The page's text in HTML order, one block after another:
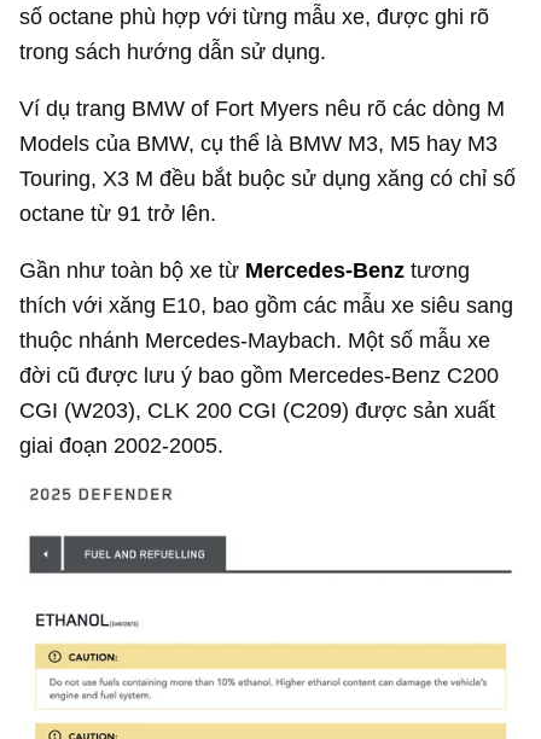
số octane phù hợp với từng mẫu xe, được ghi rõ
trong sách hướng dẫn sử dụng.
Ví dụ trang BMW of Fort Myers nêu rõ các dòng M
Models của BMW, cụ thể là BMW M3, M5 hay M3
Touring, X3 M đều bắt buộc sử dụng xăng có chỉ số
octane từ 91 trở lên.
Gần như toàn bộ xe từ Mercedes-Benz tương
thích với xăng E10, bao gồm các mẫu xe siêu sang
thuộc nhánh Mercedes-Maybach. Một số mẫu xe
đời cũ được lưu ý bao gồm Mercedes-Benz C200
CGI (W203), CLK 200 CGI (C209) được sản xuất
giai đoạn 2002-2005.